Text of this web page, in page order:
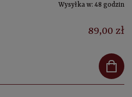
Wysyłka w: 48 godzin
89,00 zł